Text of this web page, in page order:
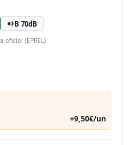
B 70dB
oficial (EPREL)
+9,50€/un